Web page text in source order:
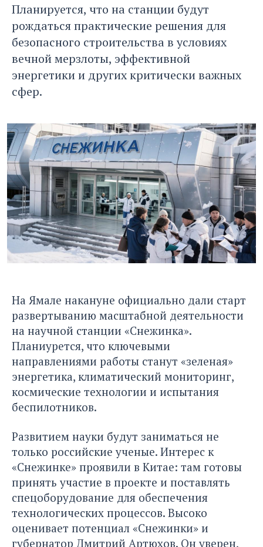
Планируется, что на станции будут
рождаться практические решения для
безопасного строительства в условиях
вечной мерзлоты, эффективной
энергетики и других критически важных
сфер.
На Ямале накануне официально дали старт
развертыванию масштабной деятельности
на научной станции «Снежинка».
Планиурется, что ключевыми
направлениями работы станут «зеленая»
энергетика, климатический мониторинг,
космические технологии и испытания
беспилотников.
Развитием науки будут заниматься не
только российские ученые. Интерес к
«Снежинке» проявили в Китае: там готовы
принять участие в проекте и поставлять
спецоборудование для обеспечения
технологических процессов. Высоко
оценивает потенциал «Снежинки» и
губернатор Дмитрий Артюхов. Он уверен,